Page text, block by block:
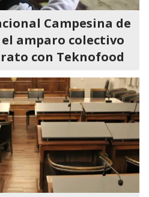
Campesina de
amparo colectivo
con Teknofood